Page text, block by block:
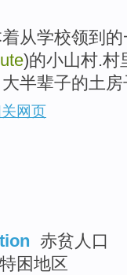
从学校领到
)的小山村.村
半辈子的土
网页
赤贫人口
特困地区